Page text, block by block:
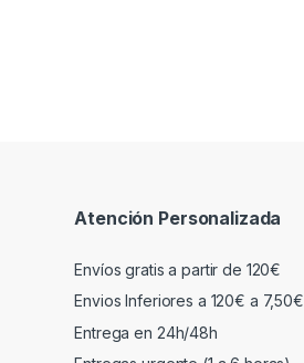
Atención Personalizada
Envíos gratis a partir de 120€
Envios Inferiores a 120€ a 7,50€
Entrega en 24h/48h